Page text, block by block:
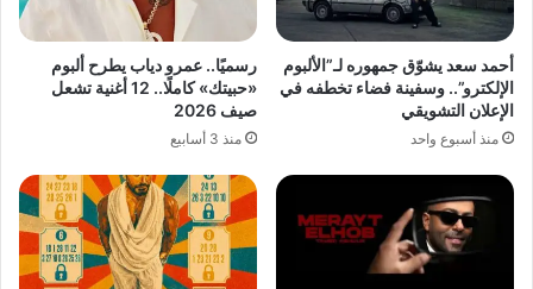
أحمد سعد يشوّق جمهوره لـ”الألبوم
الإلكترو”.. وسفينة فضاء تخطفه في
الإعلان التشويقي
منذ أسبوع واحد
رسميًا.. عمرو دياب يطرح ألبوم
«حبيتك» كاملًا.. 12 أغنية تشعل
صيف 2026
منذ 3 أسابيع